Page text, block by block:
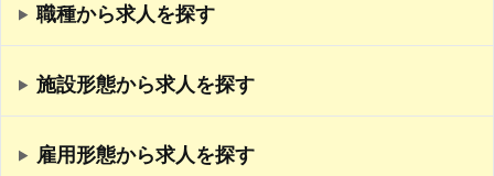
職種から求人を探す
施設形態から求人を探す
雇用形態から求人を探す